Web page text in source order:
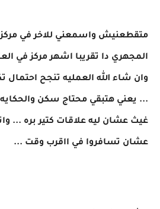
متقطعنيش واسمعني للاخر في مركز
المجهري دا تقريبا اشهر مركز في
وان شاء الله العمليه تنجح احتمال
... يعني هتبقي محتاج سكن
غيث عشان ليه علاقات كتير بره ...
عشان تسافروا في ااقرب وقت ...